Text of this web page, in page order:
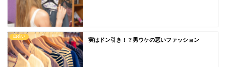
出会い
実はドン引き！？男ウケの悪いファッション